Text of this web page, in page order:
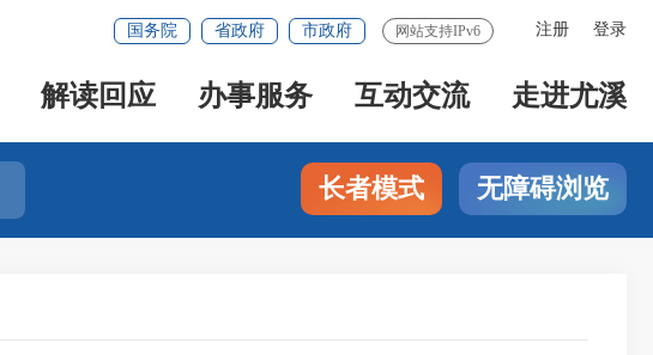
注册 登录
国务院 省政府 市政府 网站支持IPv6
解读回应 办事服务 互动交流 走进尤溪
长者模式 无障碍浏览